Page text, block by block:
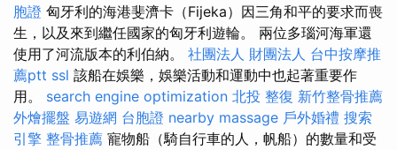
胞證 匈牙利的海港斐濟卡（Fijeka）因三角和平的要求而喪
生，以及來到繼任國家的匈牙利遊輪。 兩位多瑙河海軍還
使用了河流版本的利伯納。 社團法人 財團法人 台中按摩推
薦ptt ssl 該船在娛樂，娛樂活動和運動中也起著重要作
用。 search engine optimization 北投 整復 新竹整骨推薦
外燴擺盤 易遊網 台胞證 nearby massage 戶外婚禮 搜索
引擎 整骨推薦 寵物船（騎自行車的人，帆船）的數量和受